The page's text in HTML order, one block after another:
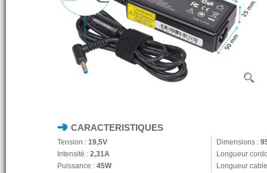
CARACTERISTIQUES
Tension : 19,5V Dimensions :
Intensité : 2,31A
Longueur
Puissance : 45W
Longueur